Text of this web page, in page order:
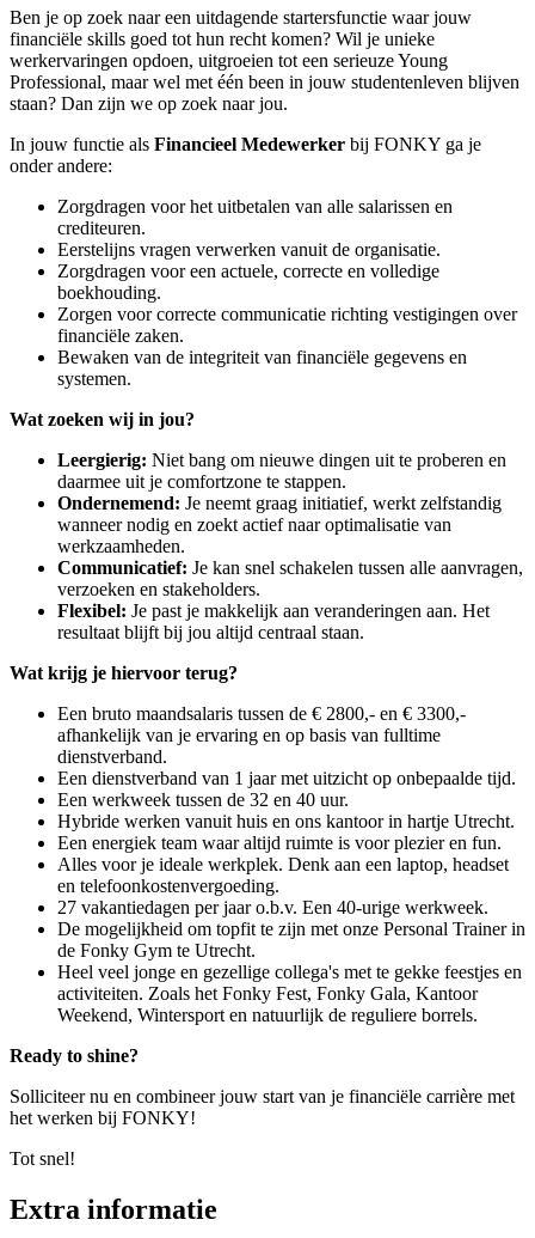
Ben je op zoek naar een uitdagende startersfunctie waar jouw
financiële skills goed tot hun recht komen? Wil je unieke
werkervaringen opdoen, uitgroeien tot een serieuze Young
Professional, maar wel met één been in jouw studentenleven blijven
staan? Dan zijn we op zoek naar jou.
In jouw functie als Financieel Medewerker bij FONKY ga je
onder andere:
Zorgdragen voor het uitbetalen van alle salarissen en
crediteuren.
Eerstelijns vragen verwerken vanuit de organisatie.
Zorgdragen voor een actuele, correcte en volledige
boekhouding.
Zorgen voor correcte communicatie richting vestigingen over
financiële zaken.
Bewaken van de integriteit van financiële gegevens en
systemen.
Wat zoeken wij in jou?
Leergierig: Niet bang om nieuwe dingen uit te proberen en
daarmee uit je comfortzone te stappen.
Ondernemend: Je neemt graag initiatief, werkt zelfstandig
wanneer nodig en zoekt actief naar optimalisatie van
werkzaamheden.
Communicatief: Je kan snel schakelen tussen alle aanvragen,
verzoeken en stakeholders.
Flexibel: Je past je makkelijk aan veranderingen aan. Het
resultaat blijft bij jou altijd centraal staan.
Wat krijg je hiervoor terug?
Een bruto maandsalaris tussen de € 2800,- en € 3300,-
afhankelijk van je ervaring en op basis van fulltime
dienstverband.
Een dienstverband van 1 jaar met uitzicht op onbepaalde tijd.
Een werkweek tussen de 32 en 40 uur.
Hybride werken vanuit huis en ons kantoor in hartje Utrecht.
Een energiek team waar altijd ruimte is voor plezier en fun.
Alles voor je ideale werkplek. Denk aan een laptop, headset
en telefoonkostenvergoeding.
27 vakantiedagen per jaar o.b.v. Een 40-urige werkweek.
De mogelijkheid om topfit te zijn met onze Personal Trainer in
de Fonky Gym te Utrecht.
Heel veel jonge en gezellige collega's met te gekke feestjes en
activiteiten. Zoals het Fonky Fest, Fonky Gala, Kantoor
Weekend, Wintersport en natuurlijk de reguliere borrels.
Ready to shine?
Solliciteer nu en combineer jouw start van je financiële carrière met
het werken bij FONKY!
Tot snel!
Extra informatie